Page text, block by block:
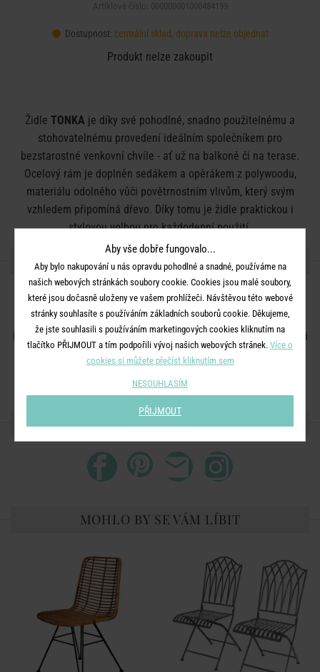
Dostupnost: centrální sklad, doprava nelze objednat
Produkt nelze zakoupit
Židle TONKA je díky své pohodlné, snadno použitelnému a
stohovatelnému provedení ideálním společníkem pro
bezstarostné venkovní chvíle - ať už na balkoně či na terase.
Ocelový rám je doplněn sedákem a opěrákem z polywoodu,
materiálu odolného vůči povětrnostním vlivům, který svým
vzhledem připomíná dřevo. Díky tomu je židle praktickou i
stylovou volbou pro každodenní použití.
DETAILY PRODUKTU
Rozměry:D 60 x Š 50 x V 83 cm, sedák: D 38 x Š 43 x V 43 cm
Materiál:ocel, polyethylen
Další informace:Maximální nosnost 110 kg. Vhodné pro vnitřní i
venkovní použití. Polywood je odolný a snadno udržovatelný
SDÍLEJTE S PŘÁTELI
MOHLO BY SE VÁM LÍBIT
Aby vše dobře fungovalo...
Aby bylo nakupování u nás opravdu pohodlné a snadné, používáme na
našich webových stránkách soubory cookie. Cookies jsou malé soubory,
které jsou dočasně uloženy ve vašem prohlížeči. Návštěvou této webové
stránky souhlasíte s používáním základních souborů cookie. Děkujeme,
že jste souhlasili s používáním marketingových cookies kliknutím na
tlačítko PŘIJMOUT a tím podpořili vývoj našich webových stránek. Více o
cookies si můžete přečíst kliknutím sem
NESOUHLASÍM
PŘIJMOUT